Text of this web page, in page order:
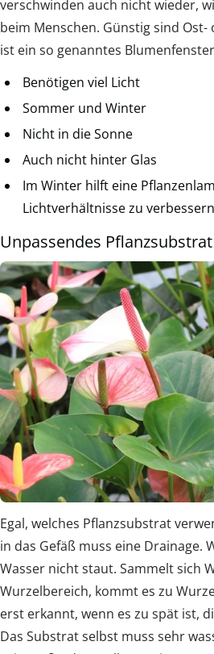
verschwinden auch nicht wieder,
beim Menschen. Günstig sind
ist ein so genanntes
Benötigen viel Licht
Sommer und Winter
Nicht in die Sonne
Auch nicht hinter Glas
Im Winter hilft eine
Lichtverhältnisse zu verbessern
Unpassendes Pflanzsubstrat
Egal, welches Pflanzsubstrat
in das Gefäß muss eine Drainage.
Wasser nicht staut. Sammelt sich
Wurzelbereich, kommt es zu
erst erkannt, wenn es zu spät ist,
Das Substrat selbst muss sehr